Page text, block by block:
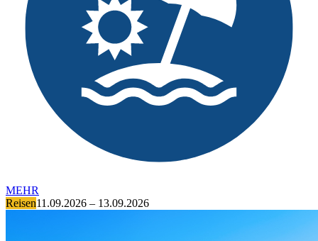
MEHR
Reisen11.09.2026 – 13.09.2026